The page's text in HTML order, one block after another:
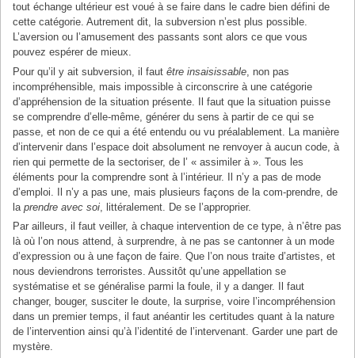
tout échange ultérieur est voué à se faire dans le cadre bien défini de
cette catégorie. Autrement dit, la subversion n’est plus possible.
L’aversion ou l’amusement des passants sont alors ce que vous
pouvez espérer de mieux.
Pour qu’il y ait subversion, il fautêtre insaisissable , non pas
incompréhensible, mais impossible à circonscrire à une catégorie
d’appréhension de la situation présente. Il faut que la situation puisse
se comprendre d’elle-même, générer du sens à partir de ce qui se
passe, et non de ce qui a été entendu ou vu préalablement. La manière
d’intervenir dans l’espace doit absolument ne renvoyer à aucun code, à
rien qui permette de la sectoriser, de l’ « assimiler à ». Tous les
éléments pour la comprendre sont à l’intérieur. Il n’y a pas de mode
d’emploi. Il n’y a pas une, mais plusieurs façons de la com-prendre, de
laprendre avec soi , littéralement. De se l’approprier.
Par ailleurs, il faut veiller, à chaque intervention de ce type, à n’être pas
là où l’on nous attend, à surprendre, à ne pas se cantonner à un mode
d’expression ou à une façon de faire. Que l’on nous traite d’artistes, et
nous deviendrons terroristes. Aussitôt qu’une appellation se
systématise et se généralise parmi la foule, il y a danger. Il faut
changer, bouger, susciter le doute, la surprise, voire l’incompréhension
dans un premier temps, il faut anéantir les certitudes quant à la nature
de l’intervention ainsi qu’à l’identité de l’intervenant. Garder une part de
mystère.